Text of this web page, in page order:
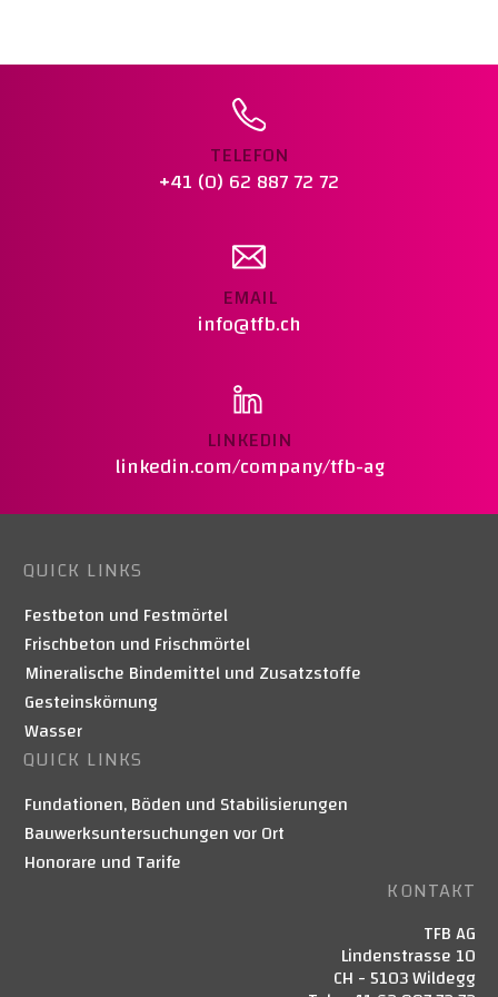
TELEFON
+41 (0) 62 887 72 72
EMAIL
info@tfb.ch
LINKEDIN
linkedin.com/company/tfb-ag
QUICK LINKS
Festbeton und Festmörtel
Frischbeton und Frischmörtel
Mineralische Bindemittel und Zusatzstoffe
Gesteinskörnung
Wasser
QUICK LINKS
Fundationen, Böden und Stabilisierungen
Bauwerksuntersuchungen vor Ort
Honorare und Tarife
KONTAKT
TFB AG
Lindenstrasse 10
CH - 5103 Wildegg